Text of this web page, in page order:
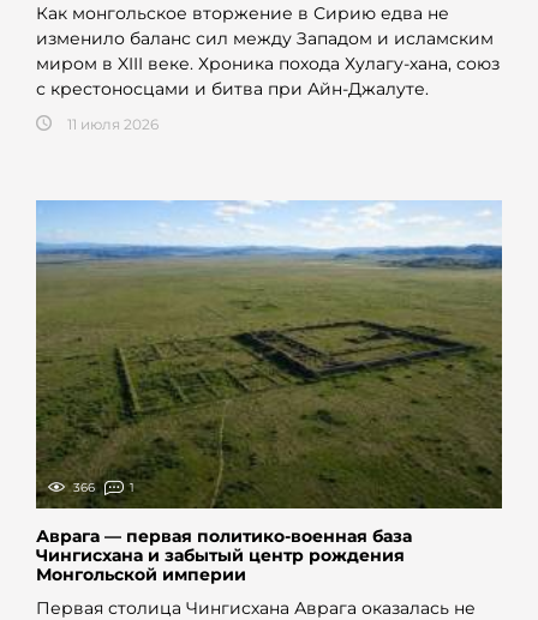
Как монгольское вторжение в Сирию едва не
изменило баланс сил между Западом и исламским
миром в XIII веке. Хроника похода Хулагу-хана, союз
с крестоносцами и битва при Айн-Джалуте.
11 июля 2026
366 1
Аврага — первая политико-военная база
Чингисхана и забытый центр рождения
Монгольской империи
Первая столица Чингисхана Аврага оказалась не